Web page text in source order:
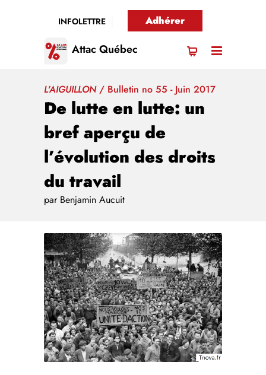
INFOLETTRE Adhérer
Attac Québec
L'AIGUILLON/ Bulletin no 55 - Juin 2017
De lutte en lutte: un
bref aperçu de
l’évolution des droits
du travail
par Benjamin Aucuit